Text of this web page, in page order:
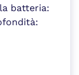
batteria: